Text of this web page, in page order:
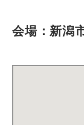
会場：新潟